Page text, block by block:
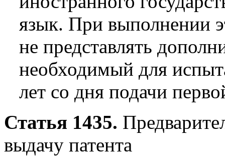
язык. При выполнении
не представлять
необходимый для
лет со дня подачи
Статья 1435.
выдачу патента